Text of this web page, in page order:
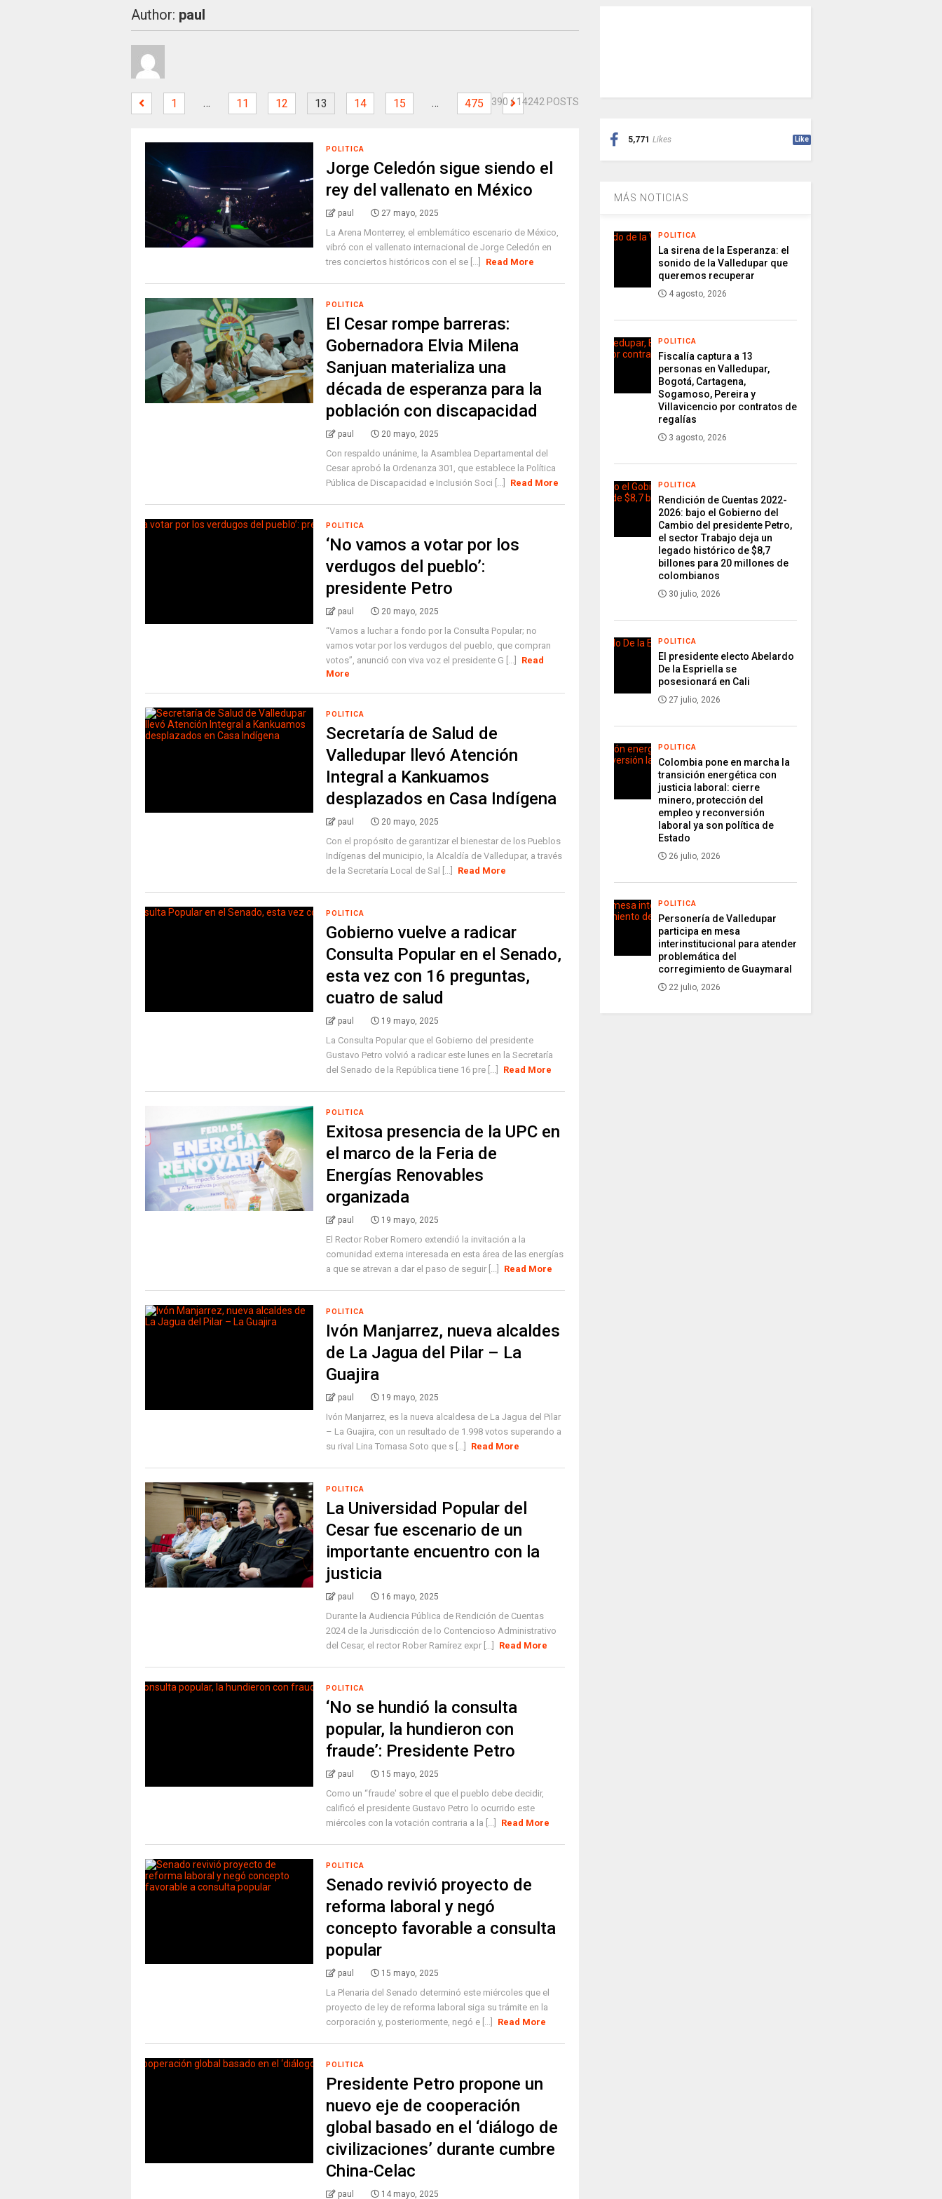
Author: paul
1 … 11 12 13 14 15 … 475 390 / 14242 POSTS
POLITICA
Jorge Celedón sigue siendo el
rey del vallenato en México
paul 27 mayo, 2025
La Arena Monterrey, el emblemático escenario de México,
vibró con el vallenato internacional de Jorge Celedón en
tres conciertos históricos con el se [...]
Read More
POLITICA
El Cesar rompe barreras:
Gobernadora Elvia Milena
Sanjuan materializa una
década de esperanza para la
población con discapacidad
paul 20 mayo, 2025
Con respaldo unánime, la Asamblea Departamental del
Cesar aprobó la Ordenanza 301, que establece la Política
Pública de Discapacidad e Inclusión Soci [...]
Read More
POLITICA
‘No vamos a votar por los
verdugos del pueblo’:
presidente Petro
paul 20 mayo, 2025
“Vamos a luchar a fondo por la Consulta Popular; no
vamos votar por los verdugos del pueblo, que compran
votos”, anunció con viva voz el presidente G [...]
Read
More
POLITICA
Secretaría de Salud de
Valledupar llevó Atención
Integral a Kankuamos
desplazados en Casa Indígena
paul 20 mayo, 2025
Con el propósito de garantizar el bienestar de los Pueblos
Indígenas del municipio, la Alcaldía de Valledupar, a través
de la Secretaría Local de Sal [...]
Read More
POLITICA
Gobierno vuelve a radicar
Consulta Popular en el Senado,
esta vez con 16 preguntas,
cuatro de salud
paul 19 mayo, 2025
La Consulta Popular que el Gobierno del presidente
Gustavo Petro volvió a radicar este lunes en la Secretaría
del Senado de la República tiene 16 pre [...]
Read More
POLITICA
Exitosa presencia de la UPC en
el marco de la Feria de
Energías Renovables
organizada
paul 19 mayo, 2025
El Rector Rober Romero extendió la invitación a la
comunidad externa interesada en esta área de las energías
a que se atrevan a dar el paso de seguir [...]
Read More
POLITICA
Ivón Manjarrez, nueva alcaldes
de La Jagua del Pilar – La
Guajira
paul 19 mayo, 2025
Ivón Manjarrez, es la nueva alcaldesa de La Jagua del Pilar
– La Guajira, con un resultado de 1.998 votos superando a
su rival Lina Tomasa Soto que s [...]
Read More
POLITICA
La Universidad Popular del
Cesar fue escenario de un
importante encuentro con la
justicia
paul 16 mayo, 2025
Durante la Audiencia Pública de Rendición de Cuentas
2024 de la Jurisdicción de lo Contencioso Administrativo
del Cesar, el rector Rober Ramírez expr [...]
Read More
POLITICA
‘No se hundió la consulta
popular, la hundieron con
fraude’: Presidente Petro
paul 15 mayo, 2025
Como un “fraude' sobre el que el pueblo debe decidir,
calificó el presidente Gustavo Petro lo ocurrido este
miércoles con la votación contraria a la [...]
Read More
POLITICA
Senado revivió proyecto de
reforma laboral y negó
concepto favorable a consulta
popular
paul 15 mayo, 2025
La Plenaria del Senado determinó este miércoles que el
proyecto de ley de reforma laboral siga su trámite en la
corporación y, posteriormente, negó e [...]
Read More
POLITICA
Presidente Petro propone un
nuevo eje de cooperación
global basado en el ‘diálogo de
civilizaciones’ durante cumbre
China-Celac
paul 14 mayo, 2025
5,771 Likes Like
MÁS NOTICIAS
POLITICA
La sirena de la Esperanza: el
sonido de la Valledupar que
queremos recuperar
4 agosto, 2026
POLITICA
Fiscalía captura a 13
personas en Valledupar,
Bogotá, Cartagena,
Sogamoso, Pereira y
Villavicencio por contratos de
regalías
3 agosto, 2026
POLITICA
Rendición de Cuentas 2022-
2026: bajo el Gobierno del
Cambio del presidente Petro,
el sector Trabajo deja un
legado histórico de $8,7
billones para 20 millones de
colombianos
30 julio, 2026
POLITICA
El presidente electo Abelardo
De la Espriella se
posesionará en Cali
27 julio, 2026
POLITICA
Colombia pone en marcha la
transición energética con
justicia laboral: cierre
minero, protección del
empleo y reconversión
laboral ya son política de
Estado
26 julio, 2026
POLITICA
Personería de Valledupar
participa en mesa
interinstitucional para atender
problemática del
corregimiento de Guaymaral
22 julio, 2026